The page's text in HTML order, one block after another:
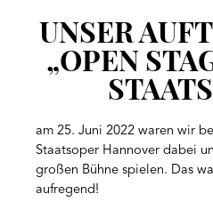
UNSER
„OPEN
am 25. Juni 2022 waren wir
Staatsoper Hannover dabei
großen Bühne spielen. Das
aufregend!